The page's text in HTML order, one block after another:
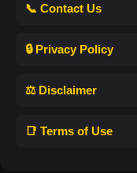
📞 Contact Us
🔒 Privacy Policy
⚖️ Disclaimer
📑 Terms of Use